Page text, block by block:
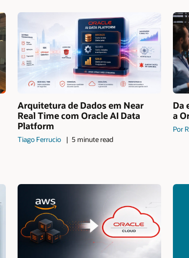
Arquitetura de Dados em Near
Real Time com Oracle AI Data
Platform
Tiago Ferrucio 5 minute read
Da
a
Por